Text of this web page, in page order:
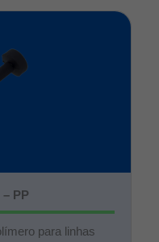
– PP
para linhas